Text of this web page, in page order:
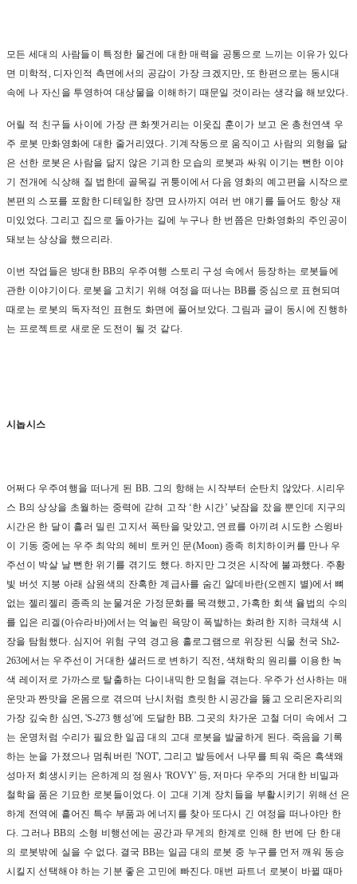
모든 세대의 사람들이 특정한 물건에 대한 매력을 공통으로 느끼는 이유가 있다
면 미학적 , 디자인적 측면에서의 공감이 가장 크겠지만, 또 한편으로는 동시대
속에 나 자신을 투영하여 대상물을 이해하기 때문일 것이라는 생각을 해보았다.
어릴 적 친구들 사이에 가장 큰 화젯거리는 이웃집 훈이가 보고 온 총천연색 우
주 로봇 만화영화에 대한 줄거리였다. 기계작동으로 움직이고 사람의 외형을 닮
은 선한 로봇은 사람을 닮지 않은 기괴한 모습의 로봇과 싸워 이기는 뻔한 이야
기 전개에 식상해 질 법한데 골목길 귀퉁이에서 다음 영화의 예고편을 시작으로
본편의 스포를 포함한 디테일한 장면 묘사까지 여러 번 얘기를 들어도 항상 재
미있었다. 그리고 집으로 돌아가는 길에 누구나 한 번쯤은 만화영화의 주인공이
돼보는 상상을 했으리라.
이번 작업들은 방대한BB의 우주여행 스토리 구성 속에서 등장하는 로봇들에
관한 이야기이다. 로봇을 고치기 위해 여정을 떠나는 BB를 중심으로 표현되며
때로는 로봇의 독자적인 표현도 화면에 풀어보았다. 그림과 글이 동시에 진행하
는 프로젝트로 새로운 도전이 될 것 같다.
시놉시스
어쩌다 우주여행을 떠나게 된 BB. 그의 항해는 시작부터 순탄치 않았다. 시리우
스 B의 상상을 초월하는 중력에 갇혀 고작 ‘한 시간’ 낮잠을 잤을 뿐인데 지구의
시간은 한 달이 흘러 밀린 고지서 폭탄을 맞았고, 연료를 아끼려 시도한 스윙바
이 기동 중에는 우주 최악의 헤비 토커인 문(Moon) 종족 히치하이커를 만나 우
주선이 박살 날 뻔한 위기를 겪기도 했다. 하지만 그것은 시작에 불과했다. 주황
빛 버섯 지붕 아래 삼원색의 잔혹한 계급사를 숨긴 알데바란(오렌지 별)에서 뼈
없는 젤리젤리 종족의 눈물겨운 가정문화를 목격했고, 가혹한 회색 율법의 수의
를 입은 리겔(아슈라바)에서는 억눌린 욕망이 폭발하는 화려한 지하 극채색 시
장을 탐험했다. 심지어 위험 구역 경고용 홀로그램으로 위장된 식물 천국 Sh2-
263에서는 우주선이 거대한 샐러드로 변하기 직전 , 색채학의 원리를 이용한 녹
색 레이저로 가까스로 탈출하는 다이내믹한 모험을 겪는다. 우주가 선사하는 매
운맛과 짠맛을 온몸으로 겪으며 난시처럼 흐릿한 시공간을 뚫고 오리온자리의
가장 깊숙한 심연, 'S-273행성'에 도달한BB. 그곳의 차가운 고철 더미 속에서 그
는 운명처럼 수리가 필요한 일곱 대의 고대 로봇을 발굴하게 된다. 죽음을 기록
하는 눈을 가졌으나 멈춰버린 'NOT', 그리고 발등에서 나무를 틔워 죽은 흑색왜
성마저 회생시키는 은하계의 정원사 'ROVY' 등, 저마다 우주의 거대한 비밀과
철학을 품은 기묘한 로봇들이었다. 이 고대 기계 장치들을 부활시키기 위해선 은
하계 전역에 흩어진 특수 부품과 에너지를 찾아 또다시 긴 여정을 떠나야만 한
다. 그러나 BB의 소형 비행선에는 공간과 무게의 한계로 인해 한 번에 단 한 대
의 로봇밖에 실을 수 없다. 결국BB는 일곱 대의 로봇 중 누구를 먼저 깨워 동승
시킬지 선택해야 하는 기분 좋은 고민에 빠진다. 매번 파트너 로봇이 바뀔 때마